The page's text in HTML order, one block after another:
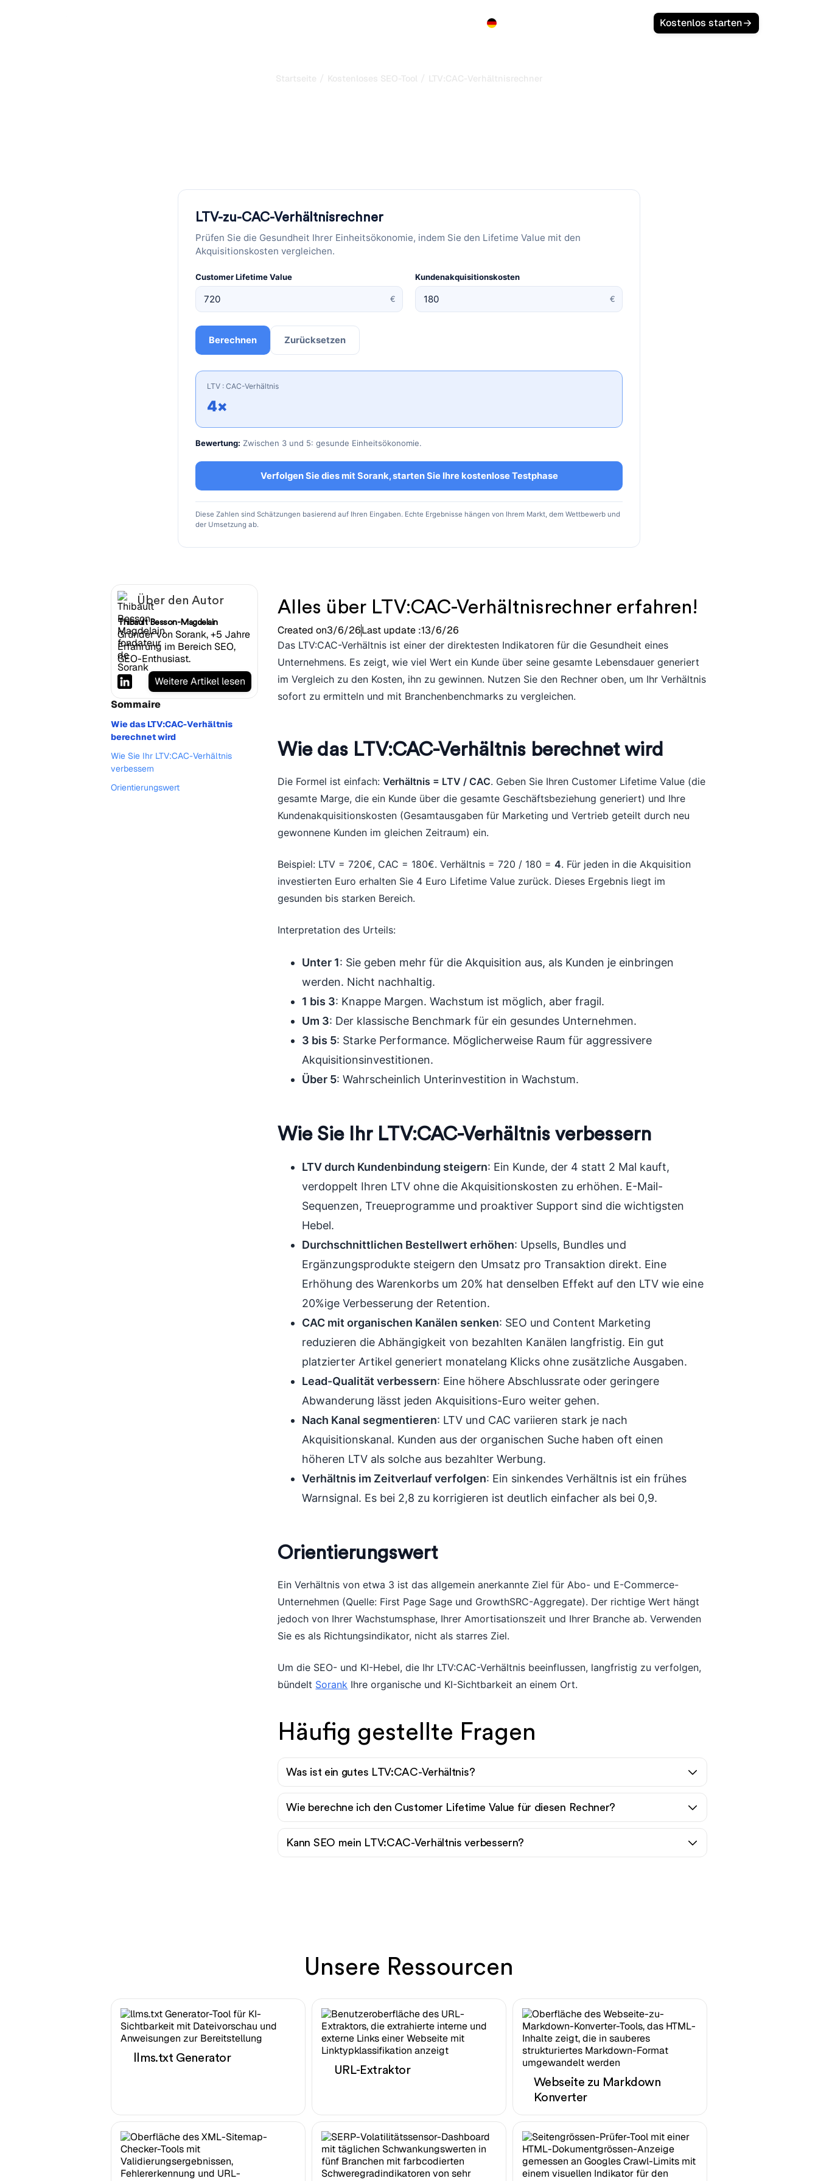
Kostenlos starten
Startseite / Kostenloses SEO-Tool / LTV:CAC-Verhältnisrechner
LTV-zu-CAC-Verhältnisrechner
Prüfen Sie die Gesundheit Ihrer Einheitsökonomie, indem Sie den Lifetime Value mit den
Akquisitionskosten vergleichen.
Customer Lifetime Value
€
Kundenakquisitionskosten
€
Berechnen Zurücksetzen
LTV : CAC-Verhältnis
4×
Bewertung: Zwischen 3 und 5: gesunde Einheitsökonomie.
Verfolgen Sie dies mit Sorank, starten Sie Ihre kostenlose Testphase
Diese Zahlen sind Schätzungen basierend auf Ihren Eingaben. Echte Ergebnisse hängen von Ihrem Markt, dem Wettbewerb und
der Umsetzung ab.
Über den Autor
Thibault Besson-Magdelain
Gründer von Sorank, +5 Jahre
Erfahrung im Bereich SEO,
GEO-Enthusiast.
Weitere Artikel lesen
Sommaire
Wie das LTV:CAC-Verhältnis
berechnet wird
Wie Sie Ihr LTV:CAC-Verhältnis
verbessern
Orientierungswert
Alles über LTV:CAC-Verhältnisrechner erfahren!
Created on3/6/26Last update :13/6/26
Das LTV:CAC-Verhältnis ist einer der direktesten Indikatoren für die Gesundheit eines
Unternehmens. Es zeigt, wie viel Wert ein Kunde über seine gesamte Lebensdauer generiert
im Vergleich zu den Kosten, ihn zu gewinnen. Nutzen Sie den Rechner oben, um Ihr Verhältnis
sofort zu ermitteln und mit Branchenbenchmarks zu vergleichen.
Wie das LTV:CAC-Verhältnis berechnet wird
Die Formel ist einfach:Verhältnis = LTV / CAC. Geben Sie Ihren Customer Lifetime Value (die
gesamte Marge, die ein Kunde über die gesamte Geschäftsbeziehung generiert) und Ihre
Kundenakquisitionskosten (Gesamtausgaben für Marketing und Vertrieb geteilt durch neu
gewonnene Kunden im gleichen Zeitraum) ein.
Beispiel: LTV = 720€, CAC = 180€. Verhältnis = 720 / 180 =4. Für jeden in die Akquisition
investierten Euro erhalten Sie 4 Euro Lifetime Value zurück. Dieses Ergebnis liegt im
gesunden bis starken Bereich.
Interpretation des Urteils:
Unter 1: Sie geben mehr für die Akquisition aus, als Kunden je einbringen
werden. Nicht nachhaltig.
1 bis 3: Knappe Margen. Wachstum ist möglich, aber fragil.
Um 3: Der klassische Benchmark für ein gesundes Unternehmen.
3 bis 5: Starke Performance. Möglicherweise Raum für aggressivere
Akquisitionsinvestitionen.
Über 5: Wahrscheinlich Unterinvestition in Wachstum.
Wie Sie Ihr LTV:CAC-Verhältnis verbessern
LTV durch Kundenbindung steigern: Ein Kunde, der 4 statt 2 Mal kauft,
verdoppelt Ihren LTV ohne die Akquisitionskosten zu erhöhen. E-Mail-
Sequenzen, Treueprogramme und proaktiver Support sind die wichtigsten
Hebel.
Durchschnittlichen Bestellwert erhöhen: Upsells, Bundles und
Ergänzungsprodukte steigern den Umsatz pro Transaktion direkt. Eine
Erhöhung des Warenkorbs um 20% hat denselben Effekt auf den LTV wie eine
20%ige Verbesserung der Retention.
CAC mit organischen Kanälen senken: SEO und Content Marketing
reduzieren die Abhängigkeit von bezahlten Kanälen langfristig. Ein gut
platzierter Artikel generiert monatelang Klicks ohne zusätzliche Ausgaben.
Lead-Qualität verbessern: Eine höhere Abschlussrate oder geringere
Abwanderung lässt jeden Akquisitions-Euro weiter gehen.
Nach Kanal segmentieren: LTV und CAC variieren stark je nach
Akquisitionskanal. Kunden aus der organischen Suche haben oft einen
höheren LTV als solche aus bezahlter Werbung.
Verhältnis im Zeitverlauf verfolgen: Ein sinkendes Verhältnis ist ein frühes
Warnsignal. Es bei 2,8 zu korrigieren ist deutlich einfacher als bei 0,9.
Orientierungswert
Ein Verhältnis von etwa 3 ist das allgemein anerkannte Ziel für Abo- und E-Commerce-
Unternehmen (Quelle: First Page Sage und GrowthSRC-Aggregate). Der richtige Wert hängt
jedoch von Ihrer Wachstumsphase, Ihrer Amortisationszeit und Ihrer Branche ab. Verwenden
Sie es als Richtungsindikator, nicht als starres Ziel.
Um die SEO- und KI-Hebel, die Ihr LTV:CAC-Verhältnis beeinflussen, langfristig zu verfolgen,
bündelt Sorank Ihre organische und KI-Sichtbarkeit an einem Ort.
Häufig gestellte Fragen
Was ist ein gutes LTV:CAC-Verhältnis?
Wie berechne ich den Customer Lifetime Value für diesen Rechner?
Kann SEO mein LTV:CAC-Verhältnis verbessern?
Unsere Ressourcen
llms.txt Generator
URL-Extraktor
Webseite zu Markdown
Konverter